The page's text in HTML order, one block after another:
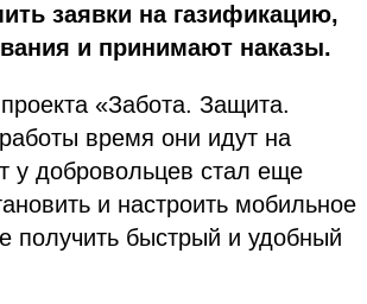
заявки на газификацию,
и принимают наказы.
«Забота. Защита.
время они идут на
у добровольцев стал еще
и настроить мобильное
получить быстрый и удобный